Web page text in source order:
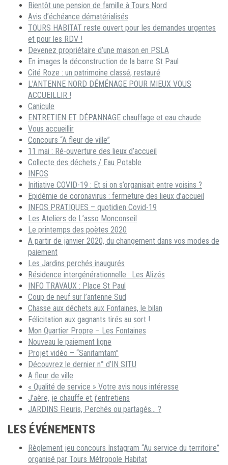
Bientôt une pension de famille à Tours Nord
Avis d’échéance dématérialisés
TOURS HABITAT reste ouvert pour les demandes urgentes
et pour les RDV !
Devenez propriétaire d’une maison en PSLA
En images la déconstruction de la barre St Paul
Cité Roze : un patrimoine classé, restauré
L’ANTENNE NORD DÉMÉNAGE POUR MIEUX VOUS
ACCUEILLIR !
Canicule
ENTRETIEN ET DÉPANNAGE chauffage et eau chaude
Vous accueillir
Concours “A fleur de ville”
11 mai : Ré-ouverture des lieux d’accueil
Collecte des déchets / Eau Potable
INFOS
Initiative COVID-19 : Et si on s’organisait entre voisins ?
Epidémie de coronavirus : fermeture des lieux d’accueil
INFOS PRATIQUES – quotidien Covid-19
Les Ateliers de L’asso Monconseil
Le printemps des poètes 2020
A partir de janvier 2020, du changement dans vos modes de
paiement
Les Jardins perchés inaugurés
Résidence intergénérationnelle : Les Alizés
INFO TRAVAUX : Place St Paul
Coup de neuf sur l’antenne Sud
Chasse aux déchets aux Fontaines, le bilan
Félicitation aux gagnants tirés au sort !
Mon Quartier Propre – Les Fontaines
Nouveau le paiement ligne
Projet vidéo – “Sanitamtam”
Découvrez le dernier n° d’IN SITU
A fleur de ville
« Qualité de service » Votre avis nous intéresse
J’aère, je chauffe et j’entretiens
JARDINS Fleuris, Perchés ou partagés… ?
LES ÉVÉNEMENTS
Règlement jeu concours Instagram “Au service du territoire”
organisé par Tours Métropole Habitat